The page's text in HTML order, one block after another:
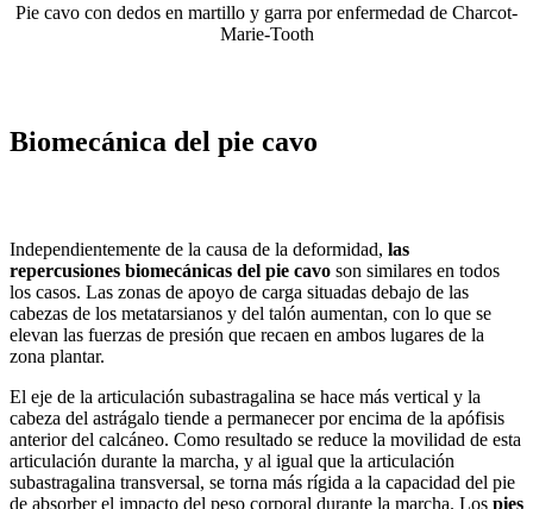
Pie cavo con dedos en martillo y garra por enfermedad de Charcot-
Marie-Tooth
Biomecánica del pie cavo
Independientemente de la causa de la deformidad, las
repercusiones biomecánicas del pie cavo son similares en todos
los casos. Las zonas de apoyo de carga situadas debajo de las
cabezas de los metatarsianos y del talón aumentan, con lo que se
elevan las fuerzas de presión que recaen en ambos lugares de la
zona plantar.
El eje de la articulación subastragalina se hace más vertical y la
cabeza del astrágalo tiende a permanecer por encima de la apófisis
anterior del calcáneo. Como resultado se reduce la movilidad de esta
articulación durante la marcha, y al igual que la articulación
subastragalina transversal, se torna más rígida a la capacidad del pie
de absorber el impacto del peso corporal durante la marcha. Los pies